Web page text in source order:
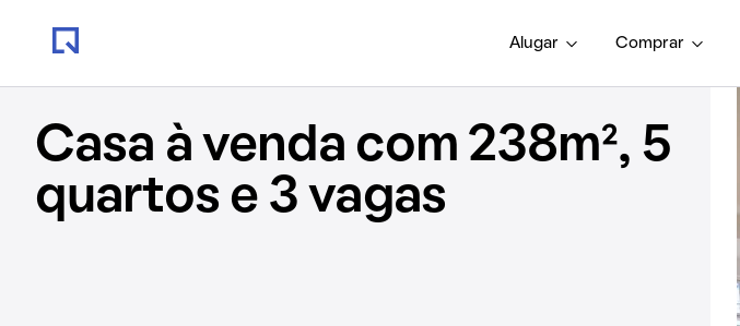
Alugar Comprar
Casa à venda com 238m², 5
quartos e 3 vagas